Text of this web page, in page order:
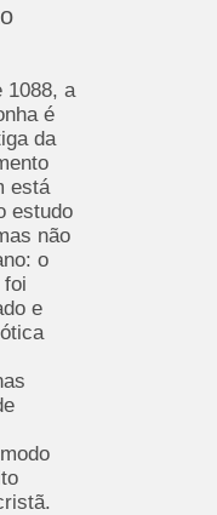
1088, a
é
da
está
estudo
não
o
e